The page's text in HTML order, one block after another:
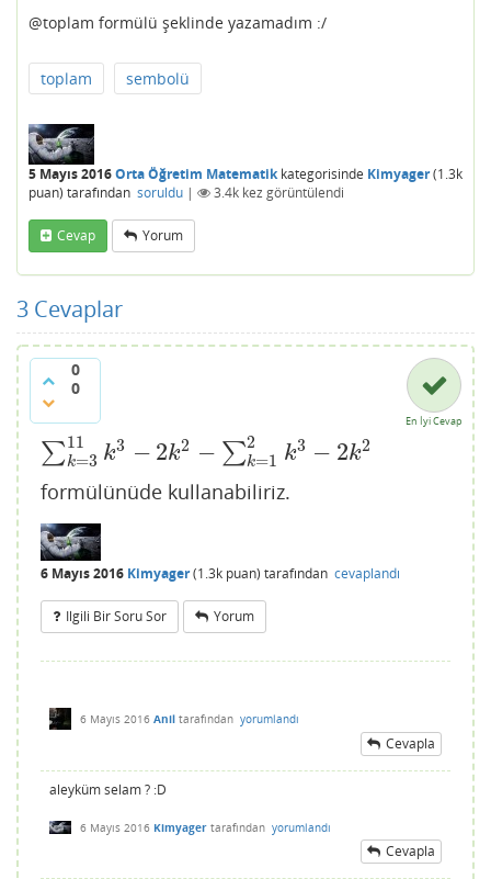
@toplam formülü şeklinde yazamadım :/
toplam sembolü
5 Mayıs 2016Orta Öğretim Matematikkategorisinde Kimyager(1.3k
puan) tarafından soruldu | 3.4k kez görüntülendi
Cevap Yorum
3 Cevaplar
0
0
En İyi Cevap
∑11
k=3 k3 − 2k2 − ∑2
k=1 k3 − 2k2
∑k=3 11k3 −2k2−∑ k=12 k3 2 k2
formülünüde kullanabiliriz.
6 Mayıs 2016 Kimyager(1.3k puan) tarafından cevaplandı
Ilgili Bir Soru Sor Yorum
6 Mayıs 2016 Anil tarafından yorumlandı
Cevapla
aleyküm selam ? :D
6 Mayıs 2016 Kimyager tarafından yorumlandı
Cevapla